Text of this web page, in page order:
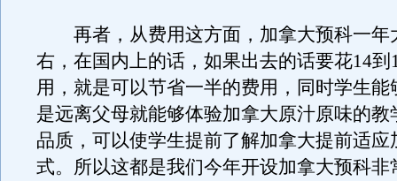
再者，从费用这方面，加拿大预科一年
右，在国内上的话，如果出去的话要花14到
用，就是可以节省一半的费用，同时学生能
是远离父母就能够体验加拿大原汁原味的教
品质，可以使学生提前了解加拿大提前适应
式。所以这都是我们今年开设加拿大预科非